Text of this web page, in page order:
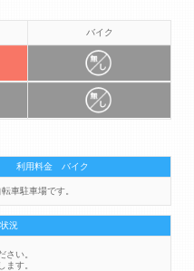
バイク
利用料金 バイク
車駐車場です。
況
さい。
ます。